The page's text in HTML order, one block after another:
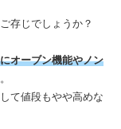
存じでしょうか？
オーブン機能やノン
て値段もやや高めな